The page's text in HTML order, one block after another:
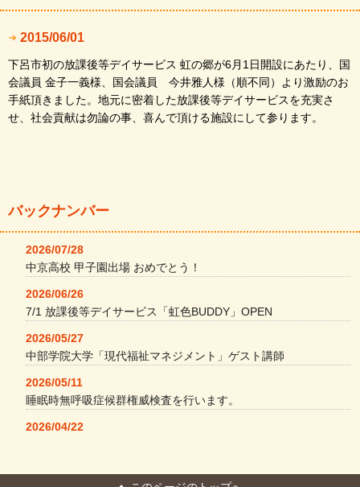
2015/06/01
下呂市初の放課後等デイサービス 虹の郷が6月1日開設にあたり、国
会議員 金子一義様、国会議員 今井雅人様（順不同）より激励のお
手紙頂きました。地元に密着した放課後等デイサービスを充実さ
せ、社会貢献は勿論の事、喜んで頂ける施設にして参ります。
バックナンバー
2026/07/28
中京高校 甲子園出場 おめでとう！
2026/06/26
7/1 放課後等デイサービス「虹色BUDDY」OPEN
2026/05/27
中部学院大学「現代福祉マネジメント」ゲスト講師
2026/05/11
睡眠時無呼吸症候群権威検査を行います。
2026/04/22